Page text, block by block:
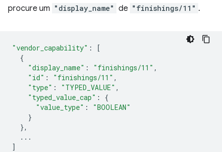
procure um "display_name" de "finishings/11" .
"vendor_capability" :
[
{
"display_name" : "finishings/11" ,
"id" : "finishings/11" ,
"type" : "TYPED_VALUE" ,
"typed_value_cap" :
{
"value_type" :
"BOOLEAN"
}
},
...
]